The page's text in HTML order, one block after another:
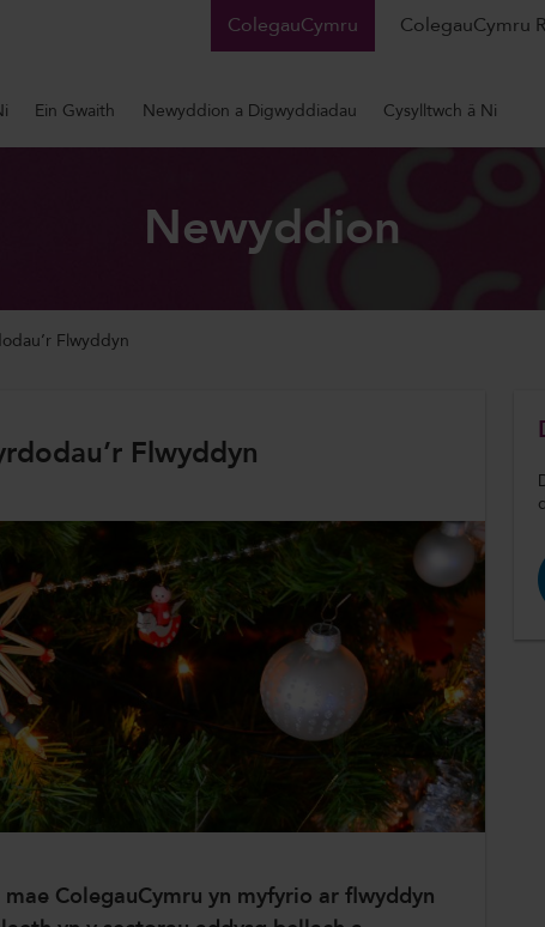
ColegauCymru ColegauCymru
Ein Gwaith Newyddion a Digwyddiadau Cysylltwch â Ni
Newyddion
Flwyddyn
Flwyddyn
ColegauCymru yn myfyrio ar flwyddyn